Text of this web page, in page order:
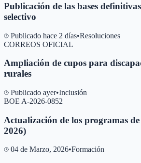
Publicación de las bases
selectivo
Publicado hace 2 días•Resoluciones
CORREOS OFICIAL
Ampliación de cupos para
rurales
Publicado ayer•Inclusión
BOE A-2026-0852
Actualización de los programas
2026)
04 de Marzo, 2026•Formación